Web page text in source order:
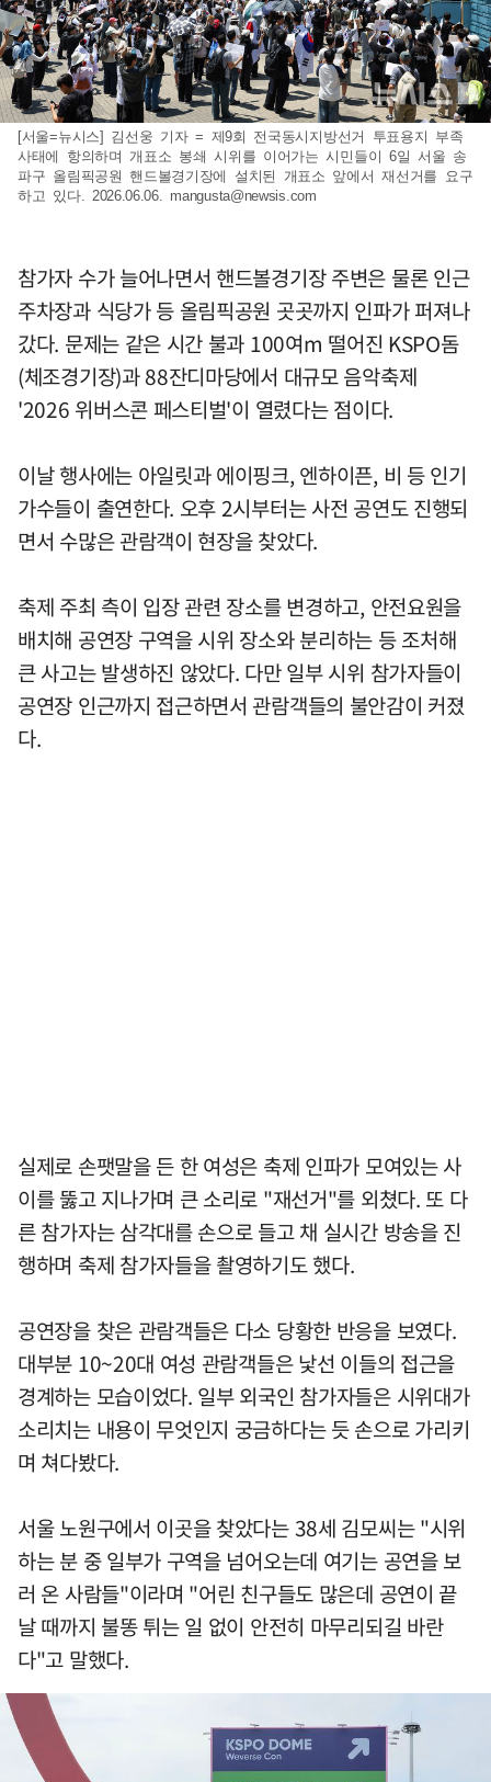
[서울=뉴시스] 김선웅 기자 = 제9회 전국동시지방선거 투표용지 부족
사태에 항의하며 개표소 봉쇄 시위를 이어가는 시민들이 6일 서울 송
파구 올림픽공원 핸드볼경기장에 설치된 개표소 앞에서 재선거를 요구
하고 있다. 2026.06.06. mangusta@newsis.com
참가자 수가 늘어나면서 핸드볼경기장 주변은 물론 인근
주차장과 식당가 등 올림픽공원 곳곳까지 인파가 퍼져나
갔다. 문제는 같은 시간 불과 100여m 떨어진 KSPO돔
(체조경기장)과 88잔디마당에서 대규모 음악축제
'2026 위버스콘 페스티벌'이 열렸다는 점이다.
이날 행사에는 아일릿과 에이핑크, 엔하이픈, 비 등 인기
가수들이 출연한다. 오후 2시부터는 사전 공연도 진행되
면서 수많은 관람객이 현장을 찾았다.
축제 주최 측이 입장 관련 장소를 변경하고, 안전요원을
배치해 공연장 구역을 시위 장소와 분리하는 등 조처해
큰 사고는 발생하진 않았다. 다만 일부 시위 참가자들이
공연장 인근까지 접근하면서 관람객들의 불안감이 커졌
다.
실제로 손팻말을 든 한 여성은 축제 인파가 모여있는 사
이를 뚫고 지나가며 큰 소리로 "재선거"를 외쳤다. 또 다
른 참가자는 삼각대를 손으로 들고 채 실시간 방송을 진
행하며 축제 참가자들을 촬영하기도 했다.
공연장을 찾은 관람객들은 다소 당황한 반응을 보였다.
대부분 10~20대 여성 관람객들은 낯선 이들의 접근을
경계하는 모습이었다. 일부 외국인 참가자들은 시위대가
소리치는 내용이 무엇인지 궁금하다는 듯 손으로 가리키
며 쳐다봤다.
서울 노원구에서 이곳을 찾았다는 38세 김모씨는 "시위
하는 분 중 일부가 구역을 넘어오는데 여기는 공연을 보
러 온 사람들"이라며 "어린 친구들도 많은데 공연이 끝
날 때까지 불똥 튀는 일 없이 안전히 마무리되길 바란
다"고 말했다.